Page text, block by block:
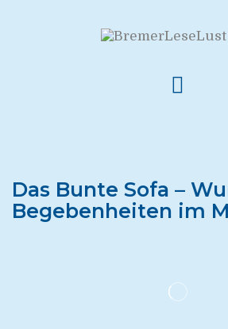
Das Bunte Sofa –
Begebenheiten im